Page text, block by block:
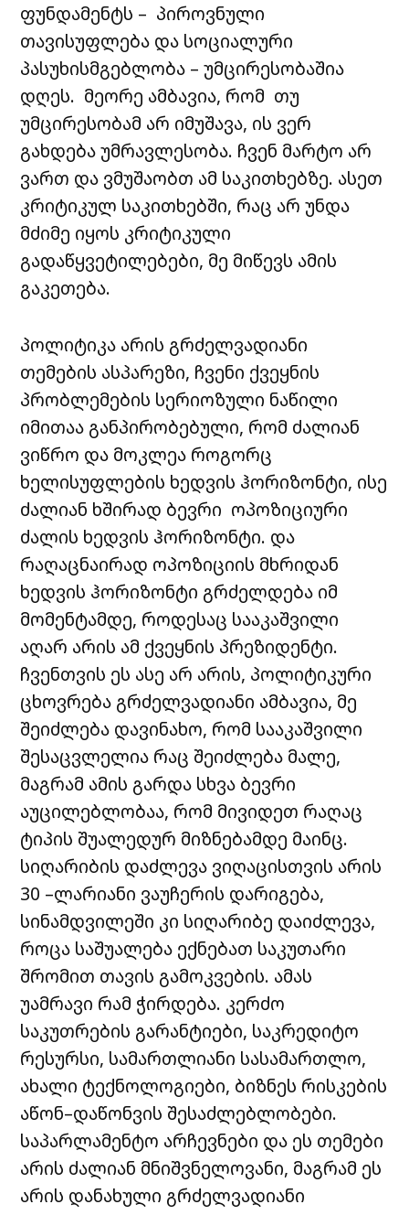
ფუნდამენტს – პიროვნული
თავისუფლება და სოციალური
პასუხისმგებლობა – უმცირესობაშია
დღეს. მეორე ამბავია, რომ თუ
უმცირესობამ არ იმუშავა, ის ვერ
გახდება უმრავლესობა. ჩვენ მარტო არ
ვართ და ვმუშაობთ ამ საკითხებზე. ასეთ
კრიტიკულ საკითხებში, რაც არ უნდა
მძიმე იყოს კრიტიკული
გადაწყვეტილებები, მე მიწევს ამის
გაკეთება.
პოლიტიკა არის გრძელვადიანი
თემების ასპარეზი, ჩვენი ქვეყნის
პრობლემების სერიოზული ნაწილი
იმითაა განპირობებული, რომ ძალიან
ვიწრო და მოკლეა როგორც
ხელისუფლების ხედვის ჰორიზონტი, ისე
ძალიან ხშირად ბევრი ოპოზიციური
ძალის ხედვის ჰორიზონტი. და
რაღაცნაირად ოპოზიციის მხრიდან
ხედვის ჰორიზონტი გრძელდება იმ
მომენტამდე, როდესაც სააკაშვილი
აღარ არის ამ ქვეყნის პრეზიდენტი.
ჩვენთვის ეს ასე არ არის, პოლიტიკური
ცხოვრება გრძელვადიანი ამბავია, მე
შეიძლება დავინახო, რომ სააკაშვილი
შესაცვლელია რაც შეიძლება მალე,
მაგრამ ამის გარდა სხვა ბევრი
აუცილებლობაა, რომ მივიდეთ რაღაც
ტიპის შუალედურ მიზნებამდე მაინც.
სიღარიბის დაძლევა ვიღაცისთვის არის
30 –ლარიანი ვაუჩერის დარიგება,
სინამდვილეში კი სიღარიბე დაიძლევა,
როცა საშუალება ექნებათ საკუთარი
შრომით თავის გამოკვების. ამას
უამრავი რამ ჭირდება. კერძო
საკუთრების გარანტიები, საკრედიტო
რესურსი, სამართლიანი სასამართლო,
ახალი ტექნოლოგიები, ბიზნეს რისკების
აწონ–დაწონვის შესაძლებლობები.
საპარლამენტო არჩევნები და ეს თემები
არის ძალიან მნიშვნელოვანი, მაგრამ ეს
არის დანახული გრძელვადიანი